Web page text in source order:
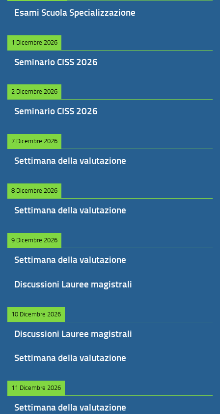
Esami Scuola Specializzazione
1 Dicembre 2026
Seminario CISS 2026
2 Dicembre 2026
Seminario CISS 2026
7 Dicembre 2026
Settimana della valutazione
8 Dicembre 2026
Settimana della valutazione
9 Dicembre 2026
Settimana della valutazione
Discussioni Lauree magistrali
10 Dicembre 2026
Discussioni Lauree magistrali
Settimana della valutazione
11 Dicembre 2026
Settimana della valutazione